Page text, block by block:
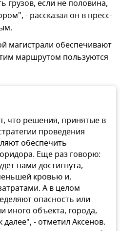
грузов, если не половина,
- рассказал он в пресс-
магистрали обеспечивают
маршрутом пользуются
что решения, принятые в
проведения
обеспечить
Еще раз говорю:
нами достигнута,
кровью и,
А в целом
опасность или
иного объекта, города,
далее", - отметил Аксенов.